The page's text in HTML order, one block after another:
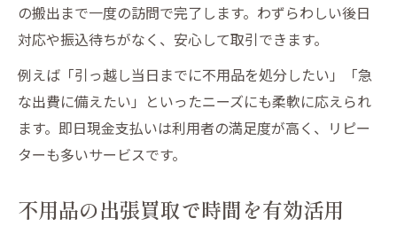
の搬出まで一度の訪問で完了します。わずらわしい後日
対応や振込待ちがなく、安心して取引できます。
例えば「引っ越し当日までに不用品を処分したい」「急
な出費に備えたい」といったニーズにも柔軟に応えられ
ます。即日現金支払いは利用者の満足度が高く、リピー
ターも多いサービスです。
不用品の出張買取で時間を有効活用